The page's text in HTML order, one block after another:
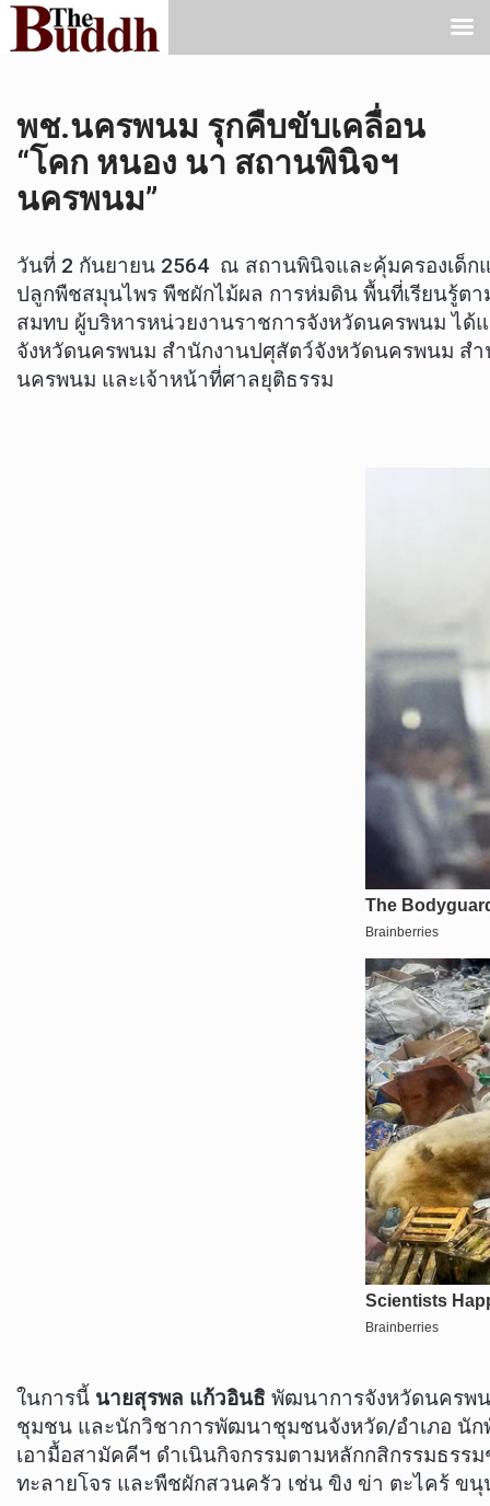
พช.นครพนม รุกคืบขับเคลื่อน
“โคก หนอง นา สถานพินิจฯ
นครพนม”
วันที่ 2 กันยายน 2564 ณ สถานพินิจและคุ้มครองเด็ก
ปลูกพืชสมุนไพร พืชผักไม้ผล การห่มดิน พื้นที่เรียนรู้ตา
สมทบ ผู้บริหารหน่วยงานราชการจังหวัดนครพนม ไ
จังหวัดนครพนม สำนักงานปศุสัตว์จังหวัดนครพนม สำ
นครพนม และเจ้าหน้าที่ศาลยุติธรรม
ในการนี้ นายสุรพล แก้วอินธิ พัฒนาการจังหวัดนครพ
ชุมชน และนักวิชาการพัฒนาชุมชนจังหวัด/อำเภอ นั
เอามื้อสามัคคีฯ ดำเนินกิจกรรมตามหลักกสิกรรมธรร
ทะลายโจร และพืชผักสวนครัว เช่น ขิง ข่า ตะไคร้ ข